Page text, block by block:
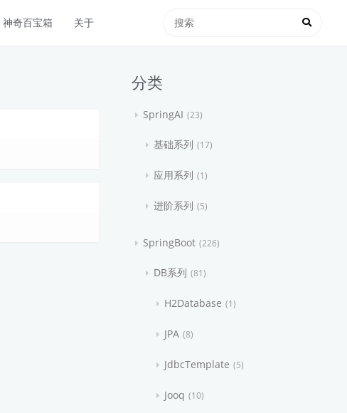
神奇百宝箱 关于
分类
SpringAI 23
基础系列 17
应用系列 1
进阶系列 5
SpringBoot 226
DB系列 81
H2Database 1
JPA 8
JdbcTemplate 5
Jooq 10